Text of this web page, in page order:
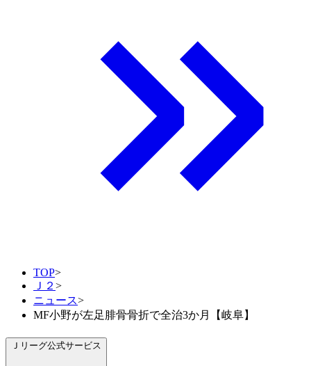
TOP>
Ｊ２ >
ニュース>
MF小野が左足腓骨骨折で全治3か月【岐阜】
Ｊリーグ公式サービス